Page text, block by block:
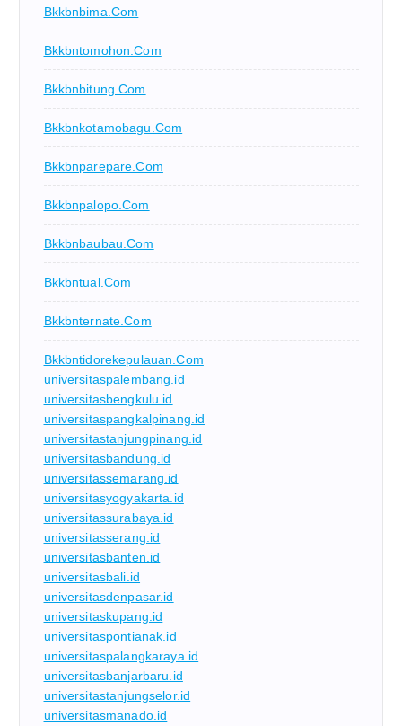
Bkkbnbima.com
Bkkbntomohon.com
Bkkbnbitung.com
Bkkbnkotamobagu.com
Bkkbnparepare.com
Bkkbnpalopo.com
Bkkbnbaubau.com
Bkkbntual.com
Bkkbnternate.com
Bkkbntidorekepulauan.com
universitaspalembang.id
universitasbengkulu.id
universitaspangkalpinang.id
universitastanjungpinang.id
universitasbandung.id
universitassemarang.id
universitasyogyakarta.id
universitassurabaya.id
universitasserang.id
universitasbanten.id
universitasbali.id
universitasdenpasar.id
universitaskupang.id
universitaspontianak.id
universitaspalangkaraya.id
universitasbanjarbaru.id
universitastanjungselor.id
universitasmanado.id